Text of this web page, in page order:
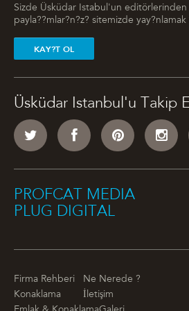
Sizde Üsküdar Istabul'un editörlerinden
payla??mlar?n?z? sitemizde
KAY?T OL
Üsküdar Istanbul'u Takip
PROFCAT MEDIA
PLUG DIGITAL
Firma Rehberi
Ne Nerede ?
Konaklama
İletişim